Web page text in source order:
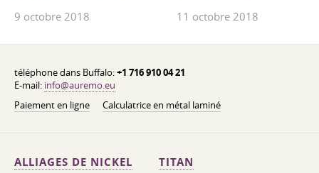
9 octobre 2018 11 octobre 2018
téléphone dans Buffalo:+1 716 910 04 21
E-mail: info@auremo.eu
Paiement en ligne
Calculatrice en métal laminé
ALLIAGES DE NICKEL TITAN